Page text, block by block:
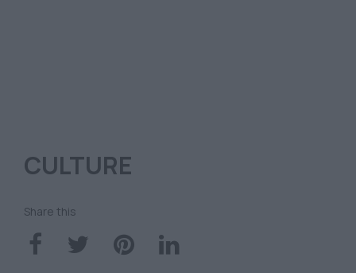
CULTURE
Share this